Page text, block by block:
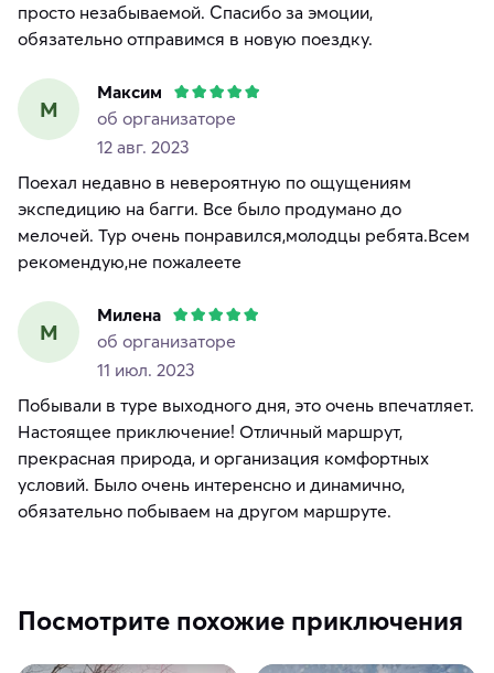
просто незабывaемой. Спасибо за эмоции,
обязательно отправимся в новую поездку.
М
Максим
об организаторе
12 авг. 2023
Поехал недавно в невероятную по ощущениям
экспедицию на багги. Все было продумано до
мелочей. Тур очень понравился,молодцы ребята.Всем
рекомендую,не пожалеете
М
Милена
об организаторе
11 июл. 2023
Побывали в туре выходного дня, это очень впечатляет.
Настоящее приключение! Отличный маршрут,
прекрасная природа, и организация комфортных
условий. Было очень интеренсно и динамичнo,
oбязательно побываем на другoм маршруте.
Посмотрите похожие приключения